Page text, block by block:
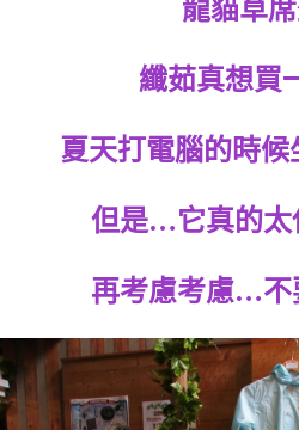
龍貓草
纖茹真想買
夏天打電腦的時候
但是…它真的太
再考慮考慮…不